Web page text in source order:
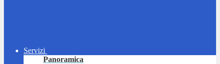
Servizi
Panoramica